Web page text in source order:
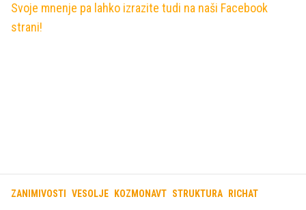
Svoje mnenje pa lahko izrazite tudi na naši Facebook
strani!
ZANIMIVOSTI VESOLJE KOZMONAVT STRUKTURA RICHAT